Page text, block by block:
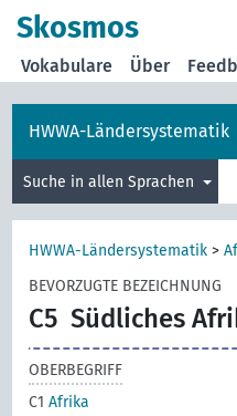
Skosmos
Vokabulare Über
HWWA-Ländersystematik
Suche in allen Sprachen
HWWA-Ländersystematik >
BEVORZUGTE BEZEICHNUNG
C5 Südliches
OBERBEGRIFF
C1Afrika